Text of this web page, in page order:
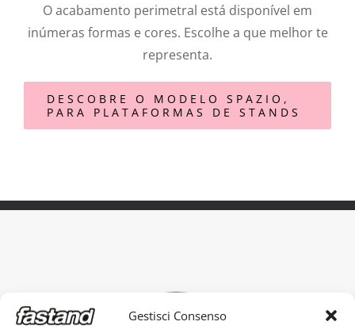
Gestisci Consenso
O acabamento perimetral está disponível em
inúmeras formas e cores. Escolhe a que melhor te
representa.
DESCOBRE O MODELO SPAZIO,
PARA PLATAFORMAS DE STANDS